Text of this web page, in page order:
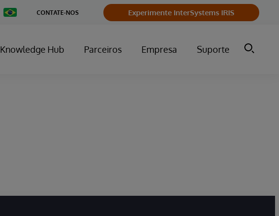
Change
Country
CONTATE-NOS Experimente InterSystems IRIS
Knowledge Hub Parceiros Empresa Suporte